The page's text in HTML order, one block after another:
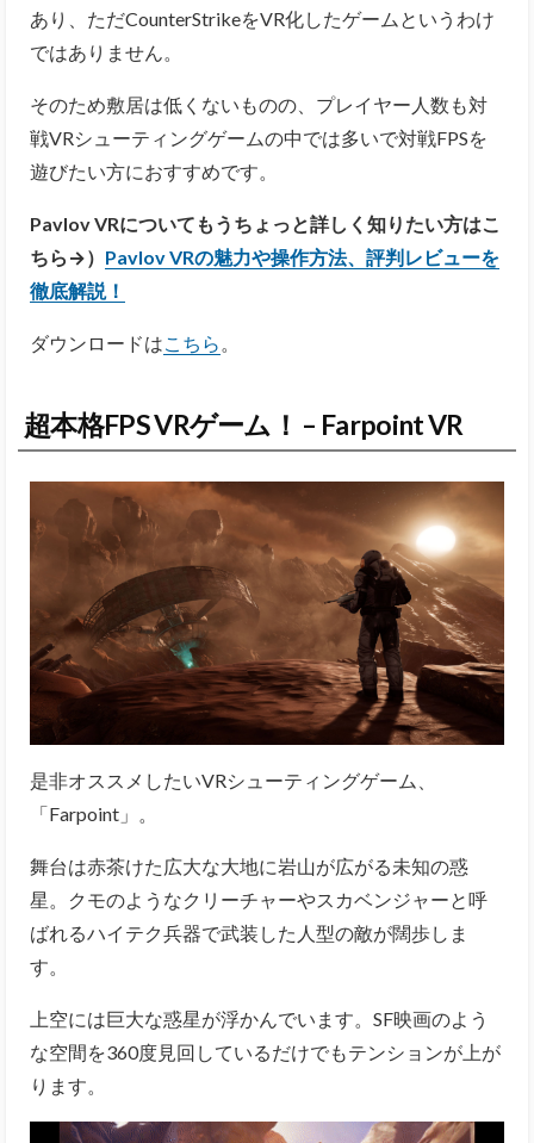
あり、ただCounterStrikeをVR化したゲームというわけ
ではありません。
そのため敷居は低くないものの、プレイヤー人数も対
戦VRシューティングゲームの中では多いで対戦FPSを
遊びたい方におすすめです。
Pavlov VRについてもうちょっと詳しく知りたい方はこ
ちら→） Pavlov VRの魅力や操作方法、評判レビューを
徹底解説！
ダウンロードはこちら 。
超本格FPS VRゲーム！ – Farpoint VR
是非オススメしたいVRシューティングゲーム、
「Farpoint」。
舞台は赤茶けた広大な大地に岩山が広がる未知の惑
星。クモのようなクリーチャーやスカベンジャーと呼
ばれるハイテク兵器で武装した人型の敵が闊歩しま
す。
上空には巨大な惑星が浮かんでいます。SF映画のよう
な空間を360度見回しているだけでもテンションが上が
ります。